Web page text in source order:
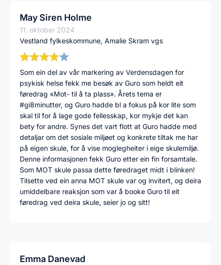
May Siren Holme
11. oktober 2024
Vestland fylkeskommune, Amalie Skram vgs
Som ein del av vår markering av Verdensdagen for
psykisk helse fekk me besøk av Guro som heldt eit
føredrag «Mot- til å ta plass». Årets tema er
#gi8minutter, og Guro hadde bl a fokus på kor lite som
skal til for å lage gode fellesskap, kor mykje det kan
bety for andre. Synes det vart flott at Guro hadde med
detaljar om det sosiale miljøet og konkrete tiltak me har
på eigen skule, for å vise moglegheiter i eige skulemiljø.
Denne informasjonen fekk Guro etter ein fin forsamtale.
Som MOT skule passa dette føredraget midt i blinken!
Tilsette ved ein anna MOT skule var og invitert, og deira
umiddelbare reaksjon som var å booke Guro til eit
føredrag ved deira skule, seier jo og sitt!
Emma Danevad